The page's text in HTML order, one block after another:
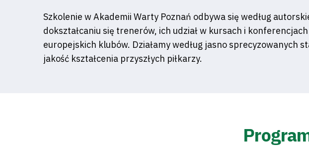
terminarz
Bilety
Szkolenie w Akademii Warty Poznań odbywa się według
dokształcaniu się trenerów, ich udział w kursach i
europejskich klubów. Działamy według jasno
jakość kształcenia przyszłych piłkarzy.